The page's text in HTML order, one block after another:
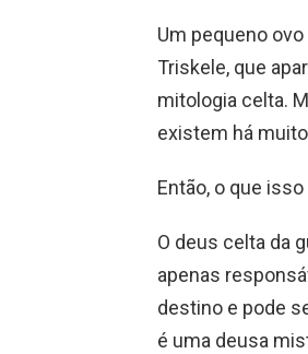
Um pequeno
Triskele, que
mitologia celta.
existem há
Então, o que
O deus celta da
apenas
destino e pode
é uma deusa